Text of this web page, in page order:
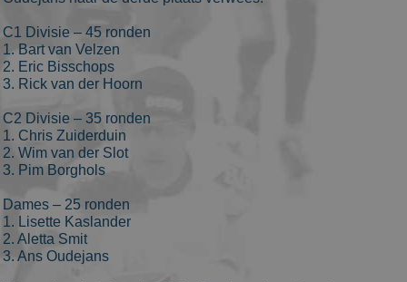
C1 Divisie – 45 ronden
1. Bart van Velzen
2. Eric Bisschops
3. Rick van der Hoorn
C2 Divisie – 35 ronden
1. Chris Zuiderduin
2. Wim van der Slot
3. Pim Borghols
Dames – 25 ronden
1. Lisette Kaslander
2. Aletta Smit
3. Ans Oudejans